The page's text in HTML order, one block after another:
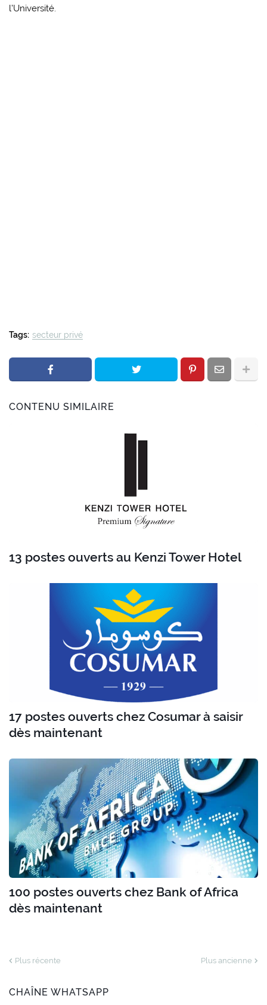
l’Université.
Tags: secteur privé
CONTENU SIMILAIRE
13 postes ouverts au Kenzi Tower Hotel
17 postes ouverts chez Cosumar à saisir
dès maintenant
100 postes ouverts chez Bank of Africa
dès maintenant
Plus récente Plus ancienne
CHAÎNE WHATSAPP